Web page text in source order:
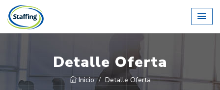
Detalle Oferta
Inicio Detalle Oferta